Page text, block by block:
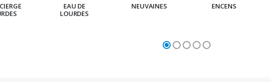
EAU DE
LOURDES
NEUVAINES ENCENS